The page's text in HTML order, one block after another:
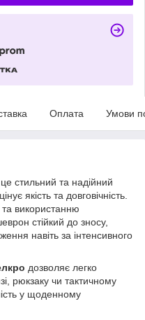
Оплата Умови
стильний та надійний
якість та довговічність.
та використанню
стійкий до зносу,
навіть за інтенсивного
дозволяє легко
рюкзаку чи тактичному
у щоденному